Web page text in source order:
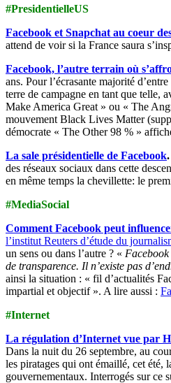
#PresidentielleUS
Facebook et Snapchat au coeur
attend de voir si la France saura
Facebook, l’autre terrain où
ans. Pour l’écrasante majorité
terre de campagne en tant que telle,
Make America Great » ou « The
mouvement Black Lives Matter
démocrate « The Other 98 % »
La sale présidentielle de Facebook.
des réseaux sociaux dans cette
en même temps la chevillette: le
#MediaSocial
Comment Facebook peut
l’institut Reuters d’étude du
un sens ou dans l’autre ? «
de transparence. Il n’existe pas
ainsi la situation : « fil d’actualités
impartial et objectif ». A lire aussi :
#Internet
La régulation d’Internet vue par
Dans la nuit du 26 septembre, au
les piratages qui ont émaillé, cet été,
gouvernementaux. Interrogés sur ce